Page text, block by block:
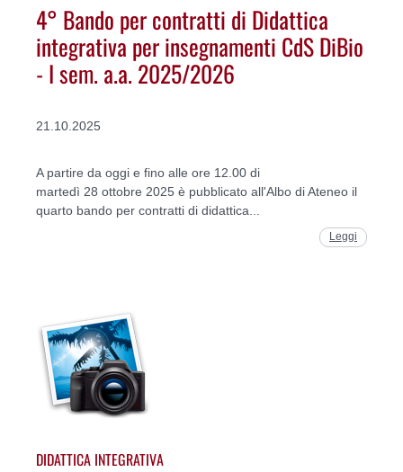
4° Bando per contratti di Didattica
integrativa per insegnamenti CdS DiBio
- I sem. a.a. 2025/2026
21.10.2025
A partire da oggi e fino alle ore 12.00 di
martedì 28 ottobre 2025 è pubblicato all'Albo di Ateneo il
quarto bando per contratti di didattica...
Leggi
DIDATTICA INTEGRATIVA